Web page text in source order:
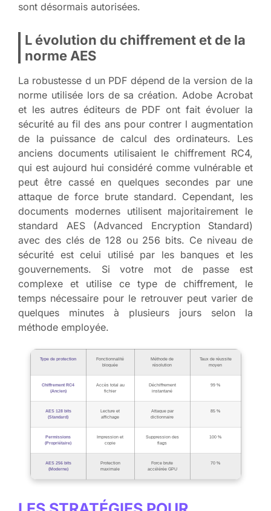
sont désormais autorisées.
L évolution du chiffrement et de la
norme AES
La robustesse d un PDF dépend de la version de la
norme utilisée lors de sa création. Adobe Acrobat
et les autres éditeurs de PDF ont fait évoluer la
sécurité au fil des ans pour contrer l augmentation
de la puissance de calcul des ordinateurs. Les
anciens documents utilisaient le chiffrement RC4,
qui est aujourd hui considéré comme vulnérable et
peut être cassé en quelques secondes par une
attaque de force brute standard. Cependant, les
documents modernes utilisent majoritairement le
standard AES (Advanced Encryption Standard)
avec des clés de 128 ou 256 bits. Ce niveau de
sécurité est celui utilisé par les banques et les
gouvernements. Si votre mot de passe est
complexe et utilise ce type de chiffrement, le
temps nécessaire pour le retrouver peut varier de
quelques minutes à plusieurs jours selon la
méthode employée.
Type de protection
Fonctionnalité
bloquée
Méthode de
résolution
Taux de réussite
moyen
Chiffrement RC4
(Ancien)
Accès total au
fichier
Déchiffrement
instantané
99 %
AES 128 bits
(Standard)
Lecture et
affichage
Attaque par
dictionnaire
85 %
Permissions
(Propriétaire)
Impression et
copie
Suppression des
flags
100 %
AES 256 bits
(Moderne)
Protection
maximale
Force brute
accélérée GPU
70 %